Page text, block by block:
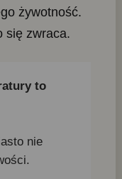
żywotność.
się zwraca.
to
nie